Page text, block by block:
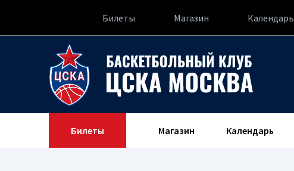
Билеты Магазин Календарь
Билеты Магазин Календарь